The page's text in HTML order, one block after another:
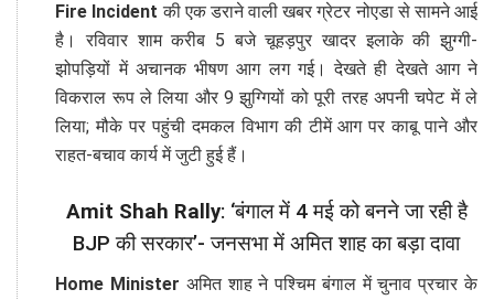
Fire Incident की एक डराने वाली खबर ग्रेटर नोएडा से सामने आई
है। रविवार शाम करीब 5 बजे चूहड़पुर खादर इलाके की झुग्गी-
झोपड़ियों में अचानक भीषण आग लग गई। देखते ही देखते आग ने
विकराल रूप ले लिया और 9 झुग्गियों को पूरी तरह अपनी चपेट में ले
लिया; मौके पर पहुंची दमकल विभाग की टीमें आग पर काबू पाने और
राहत-बचाव कार्य में जुटी हुई हैं।
Amit Shah Rally: ‘बंगाल में 4 मई को बनने जा रही है
BJP की सरकार’- जनसभा में अमित शाह का बड़ा दावा
Home Minister अमित शाह ने पश्चिम बंगाल में चुनाव प्रचार के